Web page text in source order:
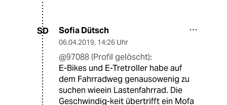
SD Sofia Dütsch
06.04.2019, 14:26 Uhr
@97088 (Profil gelöscht):
E-Bikes und E-Tretroller habe auf
dem Fahrradweg genausowenig zu
suchen wieein Lastenfahrrad. Die
Geschwindig-keit übertrifft ein Mofa